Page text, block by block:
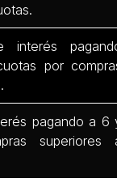
interés
por
pagando a 6
superiores